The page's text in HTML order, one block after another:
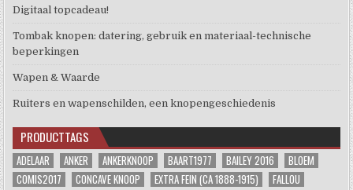
Digitaal topcadeau!
Tombak knopen: datering, gebruik en materiaal-technische
beperkingen
Wapen & Waarde
Ruiters en wapenschilden, een knopengeschiedenis
PRODUCTTAGS
ADELAAR ANKER ANKERKNOOP BAART1977 BAILEY 2016
BLOEM
COMIS2017
CONCAVE KNOOP EXTRA FEIN (CA 1888-1915) FALLOU